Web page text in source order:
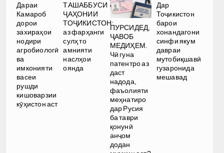
Дараи
Камароб
дорои
захираҳои
нодири
агробиологӣ
ва
имконияти
васеи
рушди
кишоварзии
кӯҳистон аст
ТАШАББУСИ
ҶАҲОНИИ
ТОҶИКИСТОН:
аз фарҳанги
сулҳ то
амнияти
наслҳои
оянда
ПУРСИДЕД,
ҶАВОБ
МЕДИҲЕМ.
Чӣ гуна
патентро аз
даст
надода,
фаъолияти
меҳнатиро
дар Русия
ба таври
қонунӣ
анҷом
додан
Дар
Тоҷикистон
барои
хонандагони
синфи якум
давраи
мутобиқшавӣ
гузаронида
мешавад